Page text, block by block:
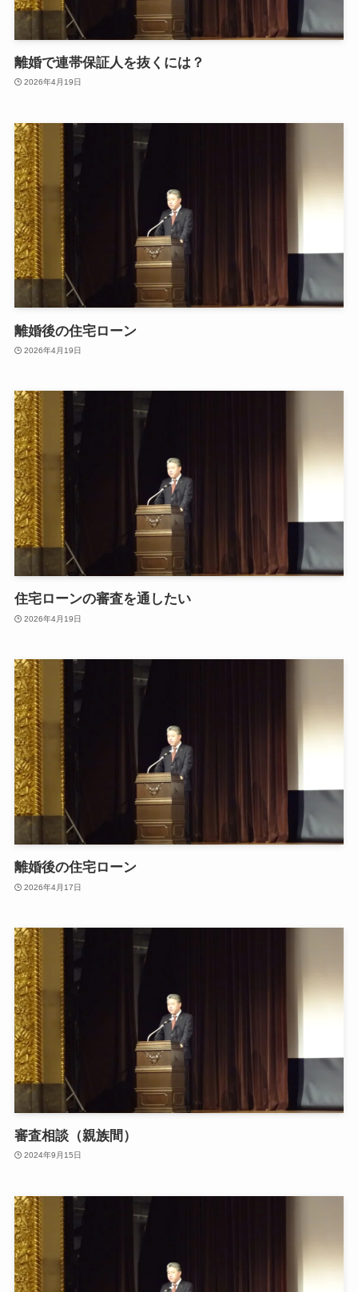
離婚で連帯保証人を抜くには？
2026年4月19日
離婚後の住宅ローン
2026年4月19日
住宅ローンの審査を通したい
2026年4月19日
離婚後の住宅ローン
2026年4月17日
審査相談（親族間）
2024年9月15日